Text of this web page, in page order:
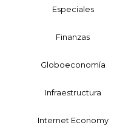
Especiales
Finanzas
Globoeconomía
Infraestructura
Internet Economy